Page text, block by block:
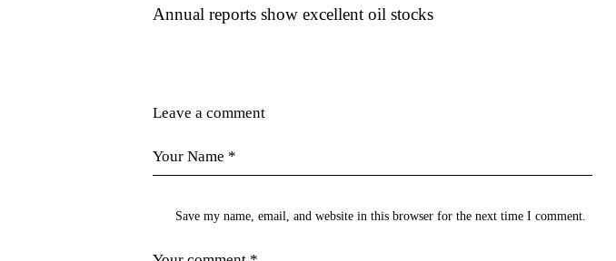
Annual reports show excellent oil stocks
Leave a comment
Save my name, email, and website in this browser for the next time I comment.